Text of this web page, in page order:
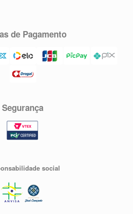
de Pagamento
Segurança
social